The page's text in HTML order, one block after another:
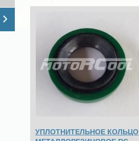
УПЛОТНИТЕЛЬНОЕ КОЛЬЦО